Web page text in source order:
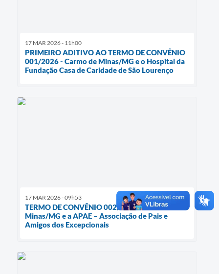
17 MAR 2026 - 11h00
PRIMEIRO ADITIVO AO TERMO DE CONVÊNIO
001/2026 - Carmo de Minas/MG e o Hospital da
Fundação Casa de Caridade de São Lourenço
17 MAR 2026 - 09h53
TERMO DE CONVÊNIO 002/2026: Carmo de
Minas/MG e a APAE – Associação de Pais e
Amigos dos Excepcionais